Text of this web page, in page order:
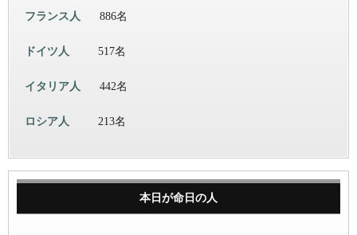
フランス人 886名
ドイツ人 517名
イタリア人 442名
ロシア人 213名
本日が命日の人